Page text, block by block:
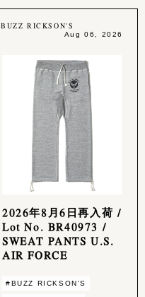
BUZZ RICKSON'S
Aug 06, 2026
2026年8月6日再入荷 /
Lot No. BR40973 /
SWEAT PANTS U.S.
AIR FORCE
#BUZZ RICKSON'S